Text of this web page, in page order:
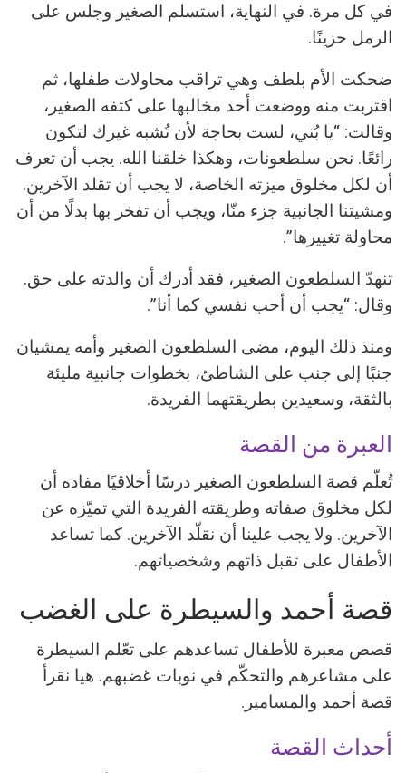
في كل مرة. في النهاية، استسلم الصغير وجلس على
الرمل حزينًا.
ضحكت الأم بلطف وهي تراقب محاولات طفلها، ثم
اقتربت منه ووضعت أحد مخالبها على كتفه الصغير،
وقالت: “يا بُني، لست بحاجة لأن تُشبه غيرك لتكون
رائعًا. نحن سلطعونات، وهكذا خلقنا الله. يجب أن تعرف
أن لكل مخلوق ميزته الخاصة، لا يجب أن تقلد الآخرين.
ومشيتنا الجانبية جزء منّا، ويجب أن تفخر بها بدلًا من أن
محاولة تغييرها”.
تنهدّ السلطعون الصغير، فقد أدرك أن والدته على حق.
وقال: “يجب أن أحب نفسي كما أنا”.
ومنذ ذلك اليوم، مضى السلطعون الصغير وأمه يمشيان
جنبًا إلى جنب على الشاطئ، بخطوات جانبية مليئة
بالثقة، وسعيدين بطريقتهما الفريدة.
العبرة من القصة
تُعلّم قصة السلطعون الصغير درسًا أخلاقيًا مفاده أن
لكل مخلوق صفاته وطريقته الفريدة التي تميّزه عن
الآخرين. ولا يجب علينا أن نقلّد الآخرين. كما تساعد
الأطفال على تقبل ذاتهم وشخصياتهم.
قصة أحمد والسيطرة على الغضب
قصص معبرة للأطفال تساعدهم على تعّلم السيطرة
على مشاعرهم والتحكّم في نوبات غضبهم. هيا نقرأ
قصة أحمد والمسامير.
أحداث القصة